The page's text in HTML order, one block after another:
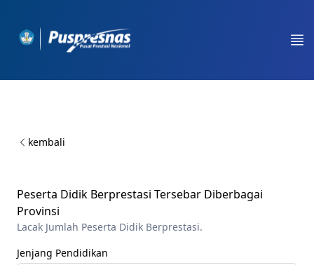
Workflow
kembali
Peserta Didik Berprestasi Tersebar Diberbagai
Provinsi
Lacak Jumlah Peserta Didik Berprestasi.
Jenjang Pendidikan